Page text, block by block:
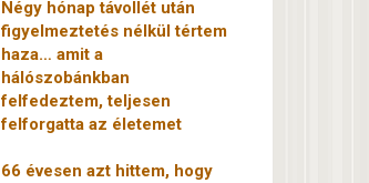
Négy hónap távollét után
figyelmeztetés nélkül tértem
haza… amit a
hálószobánkban
felfedeztem, teljesen
felforgatta az életemet
66 évesen azt hittem, hogy